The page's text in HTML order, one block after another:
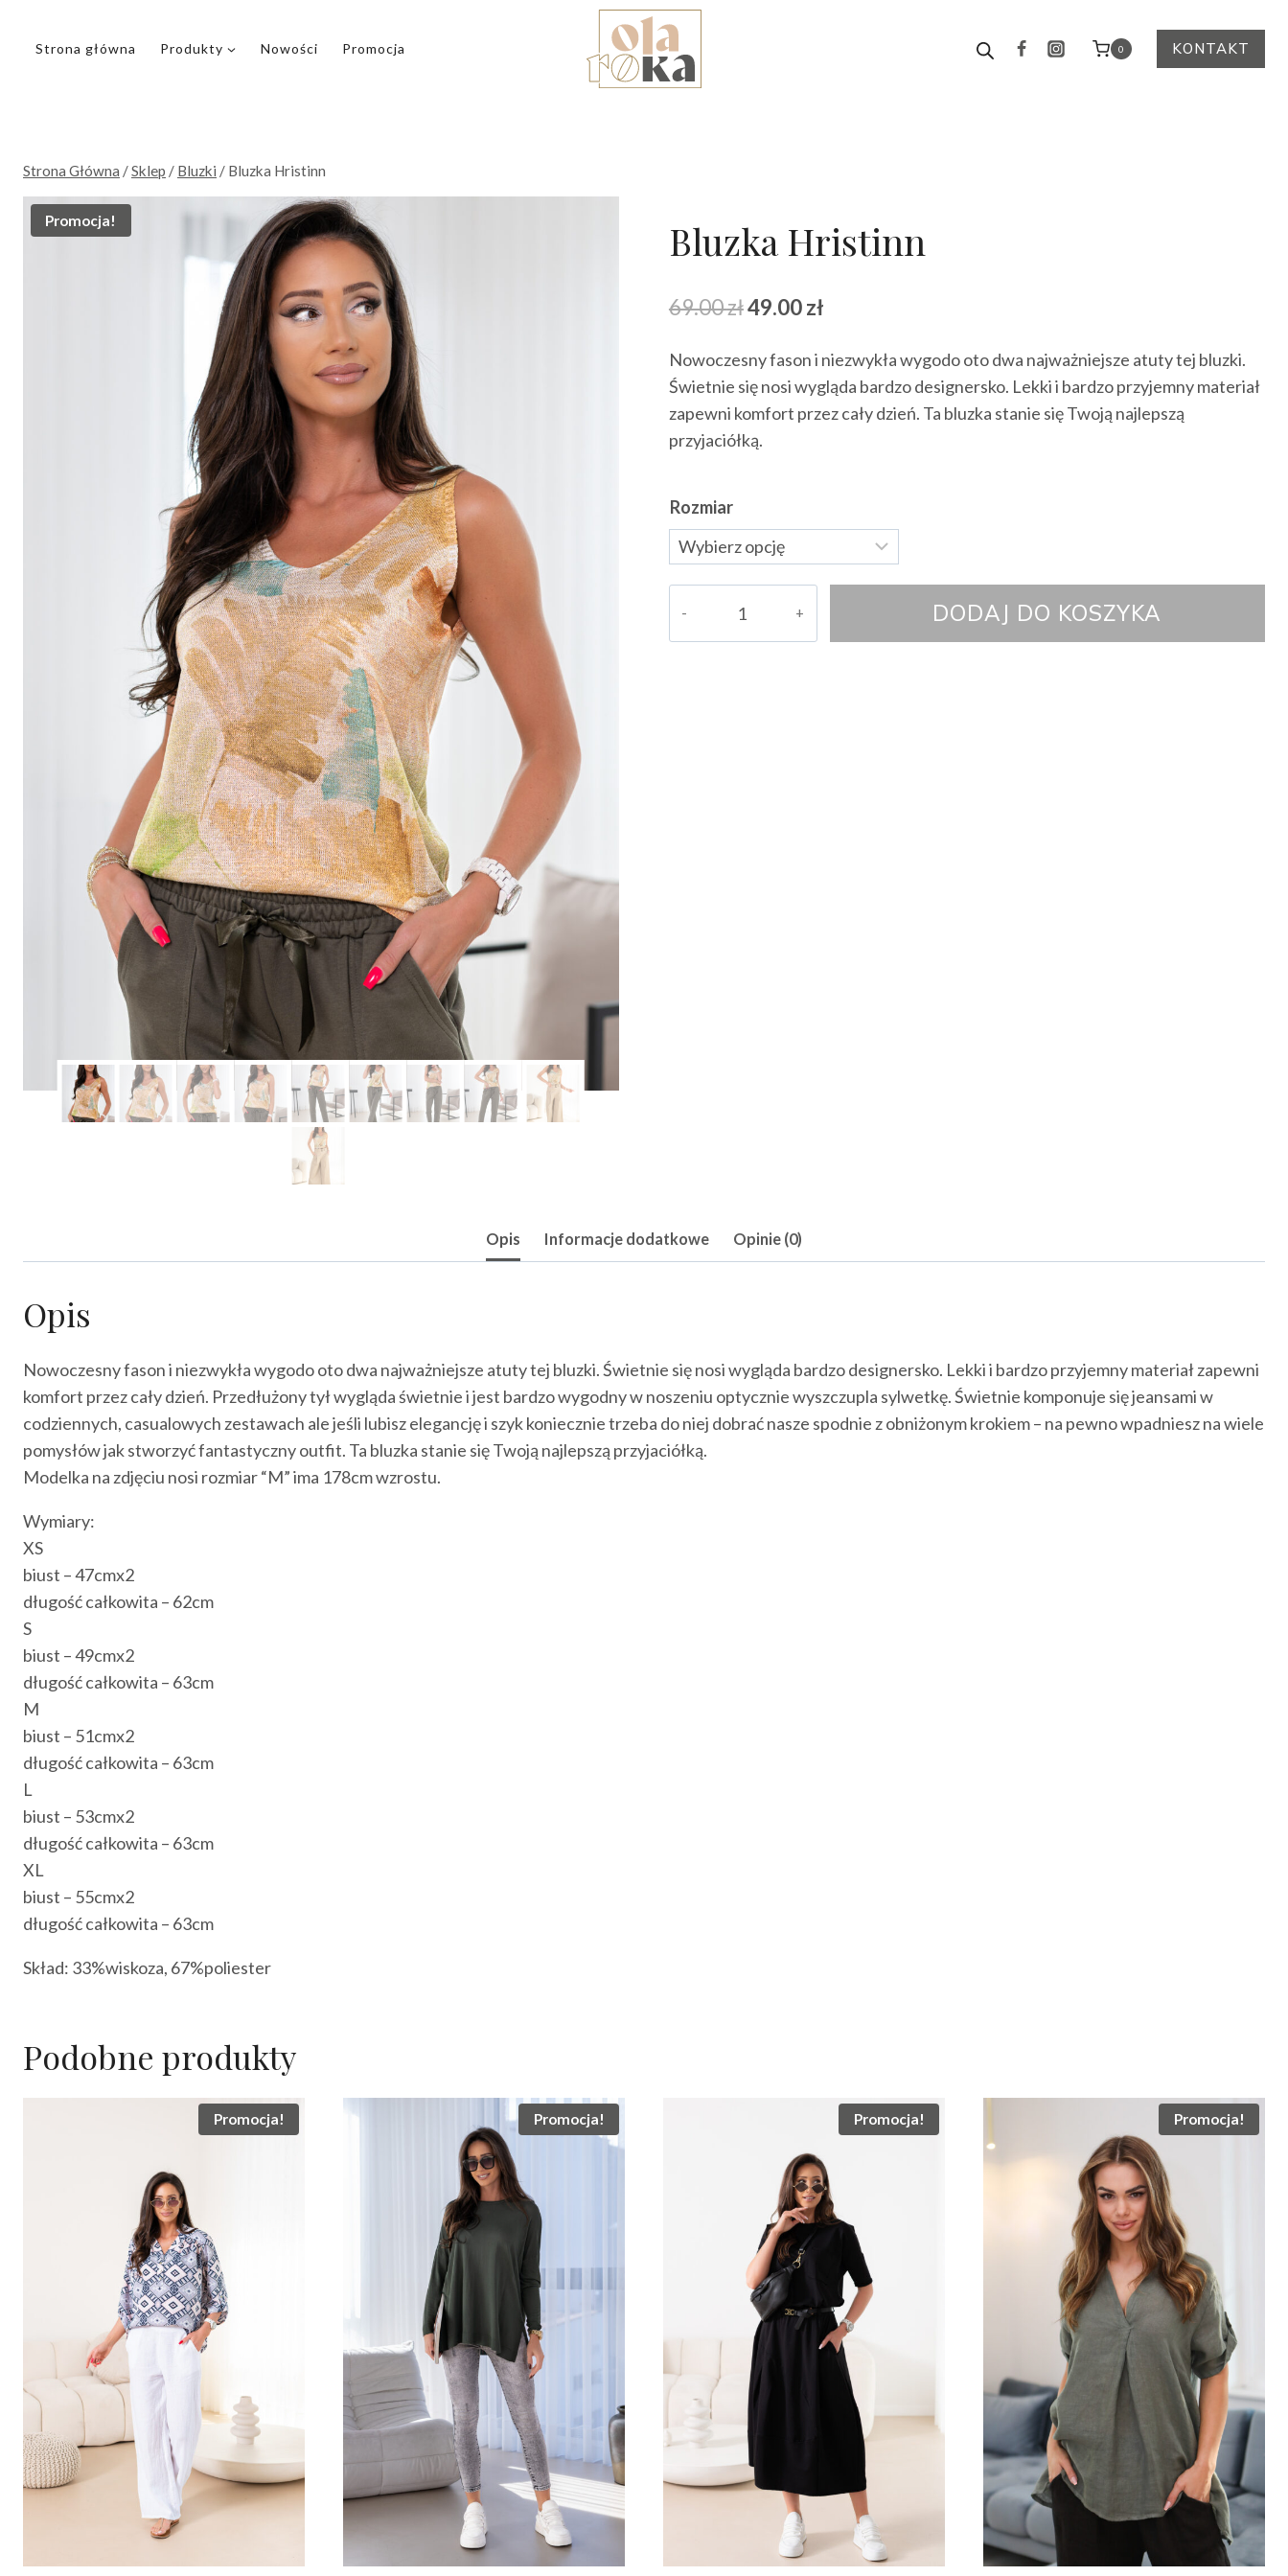
Strona główna Produkty Nowości Promocja 0 KONTAKT
Strona Główna /Sklep / Bluzki / Bluzka Hristinn
Promocja! Bluzka Hristinn
69.00złPierwotna
wynosiła:
69.00 zł.
49.00złAktualna
wynosi:
49.00 zł.
Nowoczesny fason i niezwykła wygodo oto dwa najważniejsze atuty tej bluzki.
Świetnie się nosi wygląda bardzo designersko. Lekki i bardzo przyjemny materiał
zapewni komfort przez cały dzień. Ta bluzka stanie się Twoją najlepszą
przyjaciółką.
Rozmiar
DODAJ DO KOSZYKA
Opis Informacje dodatkowe Opinie (0)
Opis
Nowoczesny fason i niezwykła wygodo oto dwa najważniejsze atuty tej bluzki. Świetnie się nosi wygląda bardzo designersko. Lekki i bardzo przyjemny materiał zapewni
komfort przez cały dzień. Przedłużony tył wygląda świetnie i jest bardzo wygodny w noszeniu optycznie wyszczupla sylwetkę. Świetnie komponuje się jeansami w
codziennych, casualowych zestawach ale jeśli lubisz elegancję i szyk koniecznie trzeba do niej dobrać nasze spodnie z obniżonym krokiem – na pewno wpadniesz na wiele
pomysłów jak stworzyć fantastyczny outfit. Ta bluzka stanie się Twoją najlepszą przyjaciółką.
Modelka na zdjęciu nosi rozmiar “M” ima 178cm wzrostu.
Wymiary:
XS
biust – 47cmx2
długość całkowita – 62cm
S
biust – 49cmx2
długość całkowita – 63cm
M
biust – 51cmx2
długość całkowita – 63cm
L
biust – 53cmx2
długość całkowita – 63cm
XL
biust – 55cmx2
długość całkowita – 63cm
Skład: 33%wiskoza, 67%poliester
Podobne produkty
Promocja! Promocja! Promocja! Promocja!